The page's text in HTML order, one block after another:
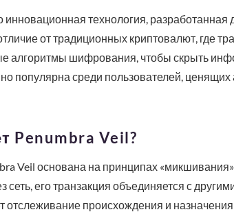
инновационная технология,
от традиционных криптовалют, где
алгоритмы шифрования, чтобы скрыть
популярна среди пользователей,
Penumbra Veil?
Veil основана на принципах
сеть, его транзакция объединяется с
отслеживание происхождения и